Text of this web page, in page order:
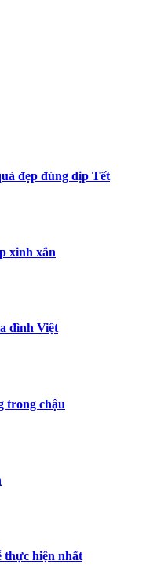
đẹp đúng dịp Tết
xinh xắn
đình Việt
trong chậu
thực hiện nhất